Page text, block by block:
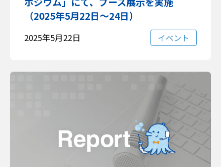
（2025年5月22日～24日）
2025年5月22日 イベント